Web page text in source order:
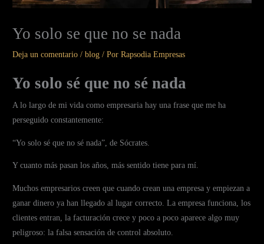
Yo solo se que no se nada
Deja un comentario /blog / PorRapsodia Empresas
Yo solo sé que no sé nada
A lo largo de mi vida como empresaria hay una frase que me ha
perseguido constantemente:
“Yo solo sé que no sé nada”, de Sócrates.
Y cuanto más pasan los años, más sentido tiene para mí.
Muchos empresarios creen que cuando crean una empresa y empiezan a
ganar dinero ya han llegado al lugar correcto. La empresa funciona, los
clientes entran, la facturación crece y poco a poco aparece algo muy
peligroso: la falsa sensación de control absoluto.